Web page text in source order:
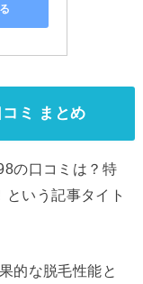
ミ まとめ
の口コミは？特
いう記事タイト
的な脱毛性能と